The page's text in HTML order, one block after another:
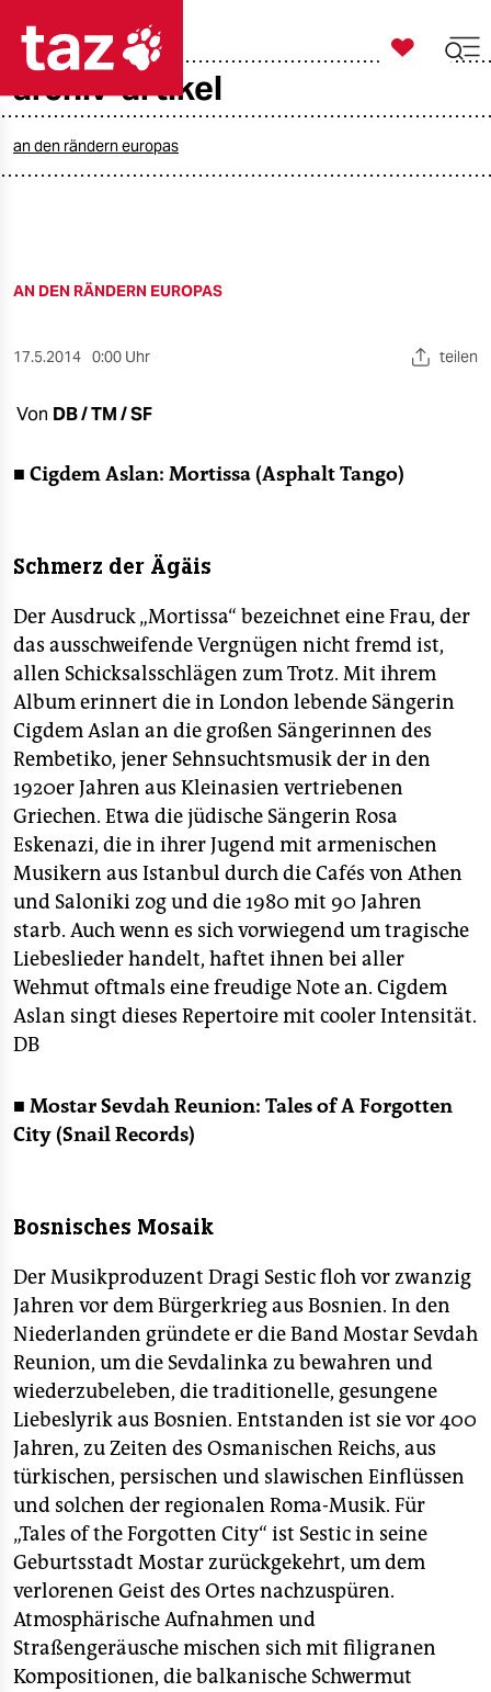
öko
gesellschaft
berlin
verlag
verlag
veranstaltungen
shop
fragen & hilfe
unterstützen
abo
genossenschaft
epaper login

taz zahl ich
archiv-artikel
an den rändern europas
AN DEN RÄNDERN EUROPAS
17.5.2014 0:00 Uhr teilen
Von DB / TM / SF
■ Cigdem Aslan: Mortissa (Asphalt Tango)
Schmerz der Ägäis
Der Ausdruck „Mortissa“ bezeichnet eine Frau, der
das ausschweifende Vergnügen nicht fremd ist,
allen Schicksalsschlägen zum Trotz. Mit ihrem
Album erinnert die in London lebende Sängerin
Cigdem Aslan an die großen Sängerinnen des
Rembetiko, jener Sehnsuchtsmusik der in den
1920er Jahren aus Kleinasien vertriebenen
Griechen. Etwa die jüdische Sängerin Rosa
Eskenazi, die in ihrer Jugend mit armenischen
Musikern aus Istanbul durch die Cafés von Athen
und Saloniki zog und die 1980 mit 90 Jahren
starb. Auch wenn es sich vorwiegend um tragische
Liebeslieder handelt, haftet ihnen bei aller
Wehmut oftmals eine freudige Note an. Cigdem
Aslan singt dieses Repertoire mit cooler Intensität.
DB
■ Mostar Sevdah Reunion: Tales of A Forgotten
City (Snail Records)
Bosnisches Mosaik
Der Musikproduzent Dragi Sestic floh vor zwanzig
Jahren vor dem Bürgerkrieg aus Bosnien. In den
Niederlanden gründete er die Band Mostar Sevdah
Reunion, um die Sevdalinka zu bewahren und
wiederzubeleben, die traditionelle, gesungene
Liebeslyrik aus Bosnien. Entstanden ist sie vor 400
Jahren, zu Zeiten des Osmanischen Reichs, aus
türkischen, persischen und slawischen Einflüssen
und solchen der regionalen Roma-Musik. Für
„Tales of the Forgotten City“ ist Sestic in seine
Geburtsstadt Mostar zurückgekehrt, um dem
verlorenen Geist des Ortes nachzuspüren.
Atmosphärische Aufnahmen und
Straßengeräusche mischen sich mit filigranen
Kompositionen, die balkanische Schwermut